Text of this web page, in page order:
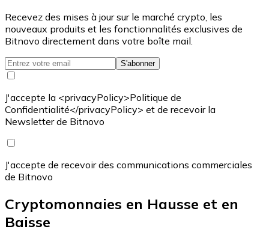
Recevez des mises à jour sur le marché crypto, les
nouveaux produits et les fonctionnalités exclusives de
Bitnovo directement dans votre boîte mail.
S'abonner
J'accepte la <privacyPolicy>Politique de
Confidentialité</privacyPolicy> et de recevoir la
Newsletter de Bitnovo
J'accepte de recevoir des communications commerciales
de Bitnovo
Cryptomonnaies en Hausse et en
Baisse